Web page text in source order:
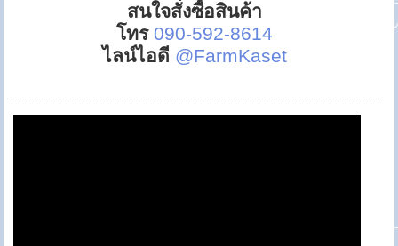
สนใจสั่งซื้อสินค้า
โทร 090-592-8614
ไลน์ไอดี @FarmKaset